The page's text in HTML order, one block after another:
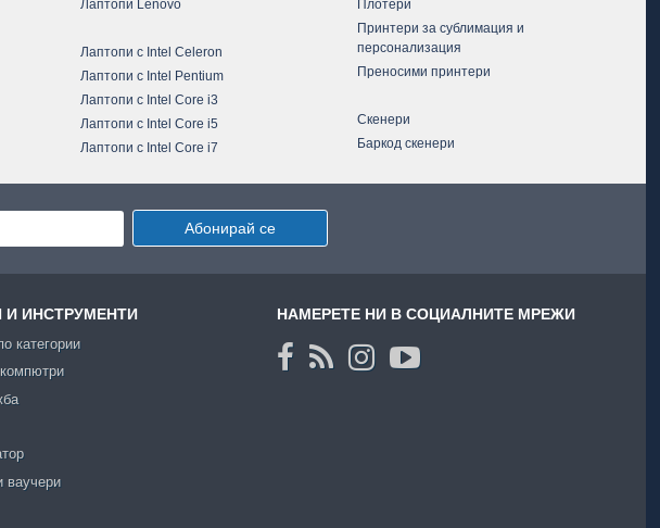
Лаптопи Lenovo
Лаптопи с Intel Celeron
Лаптопи с Intel Pentium
Лаптопи с Intel Core i3
Лаптопи с Intel Core i5
Лаптопи с Intel Core i7
Плотери
Принтери за сублимация и
персонализация
Преносими принтери
Скенери
Баркод скенери
Абонирай се
И ИНСТРУМЕНТИ
категории
ваучери
НАМЕРЕТЕ НИ В СОЦИАЛНИТЕ МРЕЖИ